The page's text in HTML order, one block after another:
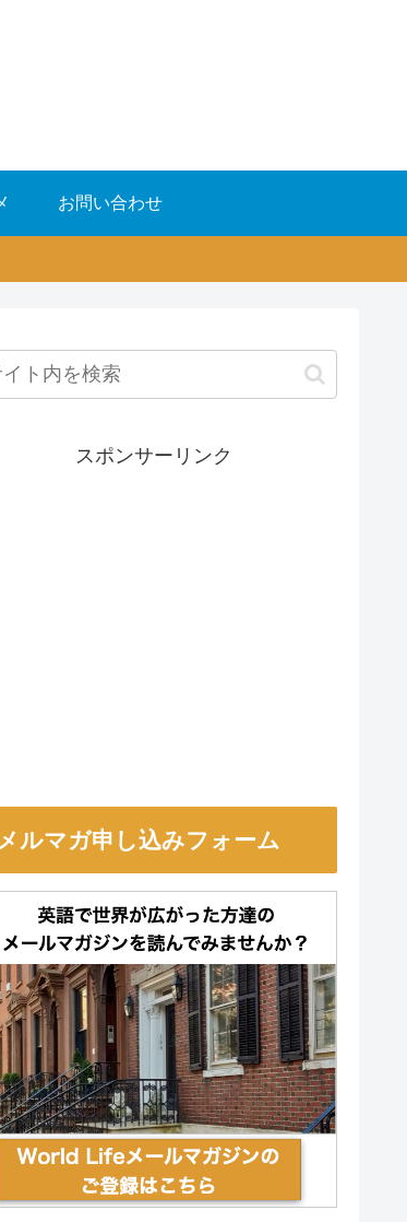
お問い合わせ
スポンサーリンク
ルマガ申し込みフォーム